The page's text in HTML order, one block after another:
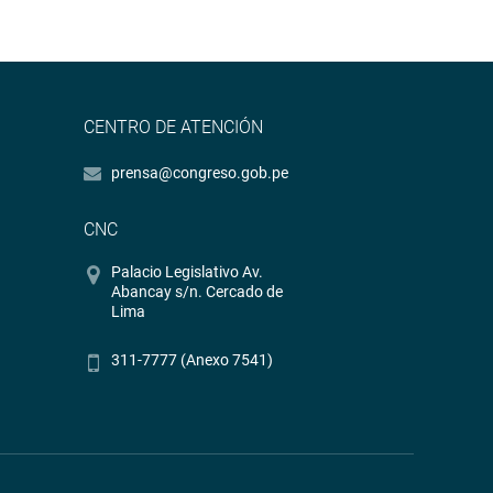
CENTRO DE ATENCIÓN
prensa@congreso.gob.pe
CNC
Palacio Legislativo Av.
Abancay s/n. Cercado de
Lima
311-7777 (Anexo 7541)